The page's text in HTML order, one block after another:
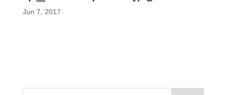
Jun 7, 2017